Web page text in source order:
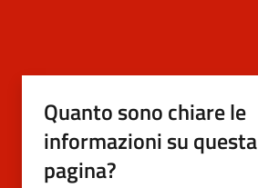
Quanto sono chiare le
informazioni su questa
pagina?